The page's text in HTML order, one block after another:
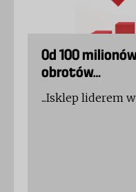
Od 100
obrotów…
...Isklep liderem